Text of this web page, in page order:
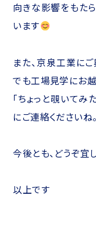
向きな影響をもた
います
また、京泉工業に
でも工場見学にお越
「ちょっと覗いてみ
にご連絡くださいね。
今後とも、どうぞ宜
以上です